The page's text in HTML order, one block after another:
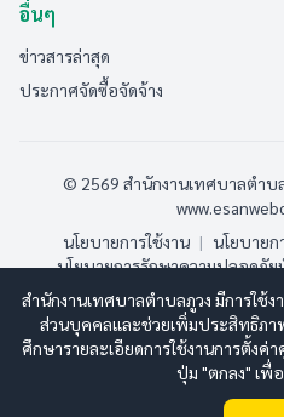
อื่นๆ
ข่าวสารล่าสุด
ประกาศจัดซื้อจัดจ้าง
© 2569 สำนักงานเทศบาลตำบ
นโยบายการใช้งาน | นโยบาย
นโยบายการรักษาความปลอดภัย
ออนไลน์:5 ทั้ง
สำนักงานเทศบาลตำบลภูวง มีการใช้
ส่วนบุคคลและช่วยเพิ่มประสิทธิภา
ศึกษารายละเอียดการใช้งานการตั้งค่
ปุ่ม "ตกลง" เพื่